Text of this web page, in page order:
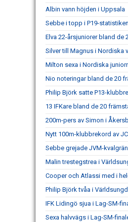
Albin vann höjden i Uppsala
Sebbe i topp i P19-statistiken
Elva 22-årsjuniorer bland de
Silver till Magnus i Nordiska
Milton sexa i Nordiska
Nio noteringar bland de 20
Philip Björk satte P13-
13 IFKare bland de 20
200m-pers av Simon i
Nytt 100m-klubbrekord av
Sebbe grejade JVM-
Malin trestegstrea i
Cooper och Atlassi med i
Philip Björk tvåa i
IFK Lidingö sjua i Lag-SM-
Sexa halvvägs i Lag-SM-